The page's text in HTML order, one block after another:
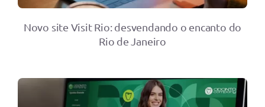
Novo site Visit Rio: desvendando o encanto do
Rio de Janeiro